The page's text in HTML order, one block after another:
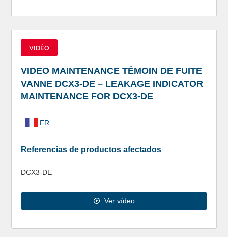
VIDÉO
VIDEO MAINTENANCE TÉMOIN DE FUITE
VANNE DCX3-DE – LEAKAGE INDICATOR
MAINTENANCE FOR DCX3-DE
FR
Referencias de productos afectados
DCX3-DE
Ver vídeo